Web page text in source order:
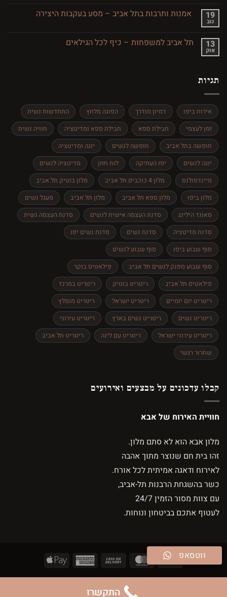
בתל
אביב 19
נוב
אמנות ותרבות בתל אביב – מסע בעקבות היצירה
אמנות 13
אוק
תל אביב למשפחות – כיף לכל הגילאים
לכל
הגילאים
תגיות
אירוח ביפו דמיון מודרך הפוגה מלחץ
התחדשות נשית
זמן לעצמי
חבילת ספא חבילת ספא ומדיטציה
חוויה נשית
חופשה בתל אביב
חופשה לנשים
יוגה ומדיטציה
יוגה לנשים
יפו העתיקה לוח חזון
מדיטציה לנשים
מיינדפולנס
מלון 4 כוכבים תל אביב
מלון בוטיק תל אביב
מלון ביפו
מלון ספא תל אביב מלון תל אביב
מעגל נשים
סאונד הילינג
סדנת העצמה אישית לנשים
סדנת העצמה נשית
סדנת מדיטציה
סדנת נשים
סדנת נשים יפו
סוף שבוע ביפו
סוף שבוע לנשים
סוף שבוע מפנק לנשים תל אביב
פילאטיס בוקר
פילאטיס תל אביב
ריטריט בוטיק
ריטריט במרכז
ריטריט יום יומיים
ריטריט ישראל
ריטריט מומלץ
ריטריט נשים
ריטריט נשים בארץ
ריטריט עירוני
ריטריט עירוני ישראל
ריטריט עם לינה
ריטריט תל אביב
שחרור רגשי
קבלו עדכונים על מבצעים ואירועים
חוויית האירוח של אבא
מלון אבא הוא לא סתם מלון.
זהו בית חם שנוצר מתוך אהבה
לאירוח ודאגה אמיתית לכל אורח.
כשר בהשגחת הרבנות תל-אביב,
עם צוות מסור הזמין 24/7
לעטוף אתכם בביטחון ונוחות.
MasterCard
Cash
American
Apple
Copyright 2026 ©Tourbo Travel LTD
ווטסאפ
התקשרו